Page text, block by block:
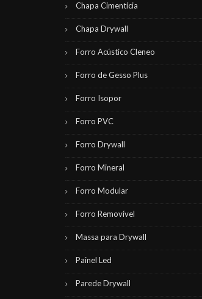
Chapa Cimentícia
Chapa Drywall
Forro Acústico Cleneo
Forro de Gesso Plus
Forro Isopor
Forro PVC
Forro Drywall
Forro Mineral
Forro Modular
Forro Removível
Massa para Drywall
Painel Led
Parede Drywall